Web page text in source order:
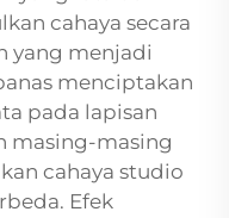
cahaya secara
yang menjadi
menciptakan
pada lapisan
masing-masing
cahaya studio
Efek